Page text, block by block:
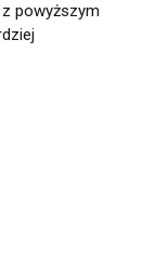
powyższym